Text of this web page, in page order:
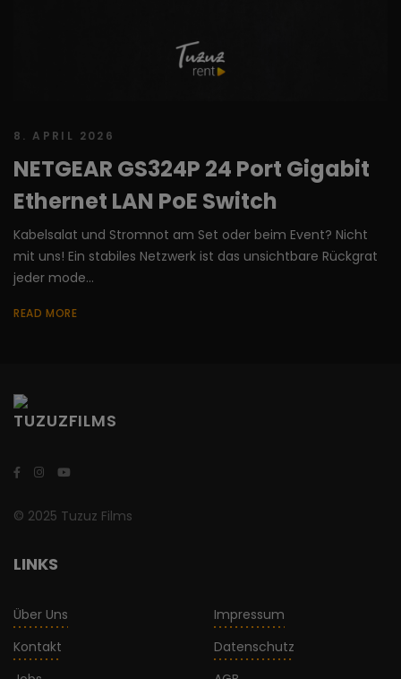
8. APRIL 2026
NETGEAR GS324P 24 Port Gigabit
Ethernet LAN PoE Switch
Kabelsalat und Stromnot am Set oder beim Event? Nicht
mit uns! Ein stabiles Netzwerk ist das unsichtbare Rückgrat
jeder mode...
READ MORE
© 2025 Tuzuz Films
LINKS
Über Uns
Kontakt
Impressum
Datenschutz